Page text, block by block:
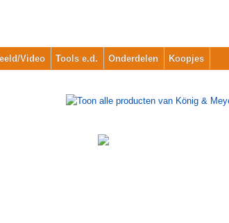
Video Tools e.d. Onderdelen Koopjes